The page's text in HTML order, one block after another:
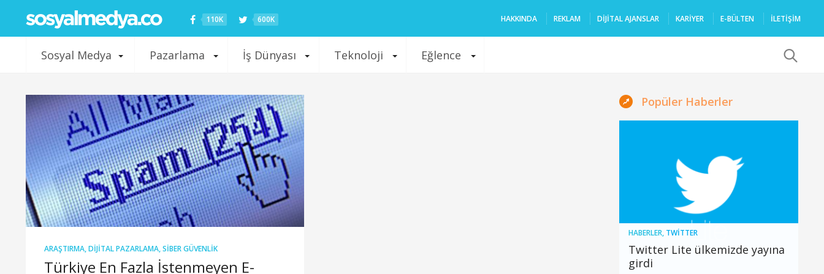
110K 600K HAKKINDA REKLAM DIJITAL AJANSLAR KARIYER E-BÜLTEN İLETİŞİM
Sosyal Medya Pazarlama İş Dünyası Teknoloji Eğlence
ARAŞTIRMA,DIJITAL PAZARLAMA,SIBER GÜVENLIK
Türkiye En Fazla İstenmeyen E-
Popüler Haberler
HABERLER, TWITTER
Twitter Lite ülkemizde yayına
girdi